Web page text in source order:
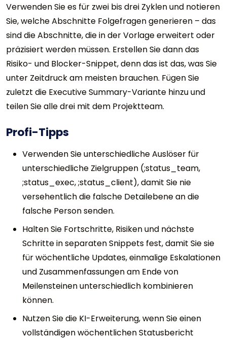
Verwenden Sie es für zwei bis drei Zyklen und notieren
Sie, welche Abschnitte Folgefragen generieren – das
sind die Abschnitte, die in der Vorlage erweitert oder
präzisiert werden müssen. Erstellen Sie dann das
Risiko- und Blocker-Snippet, denn das ist das, was Sie
unter Zeitdruck am meisten brauchen. Fügen Sie
zuletzt die Executive Summary-Variante hinzu und
teilen Sie alle drei mit dem Projektteam.
Profi-Tipps
Verwenden Sie unterschiedliche Auslöser für
unterschiedliche Zielgruppen (;status_team,
;status_exec, ;status_client), damit Sie nie
versehentlich die falsche Detailebene an die
falsche Person senden.
Halten Sie Fortschritte, Risiken und nächste
Schritte in separaten Snippets fest, damit Sie sie
für wöchentliche Updates, einmalige Eskalationen
und Zusammenfassungen am Ende von
Meilensteinen unterschiedlich kombinieren
können.
Nutzen Sie die KI-Erweiterung, wenn Sie einen
vollständigen wöchentlichen Statusbericht